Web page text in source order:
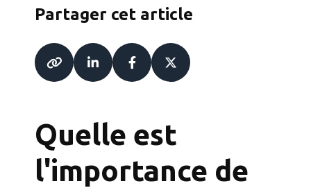
Quelle est
l'importance de
Partager cet article